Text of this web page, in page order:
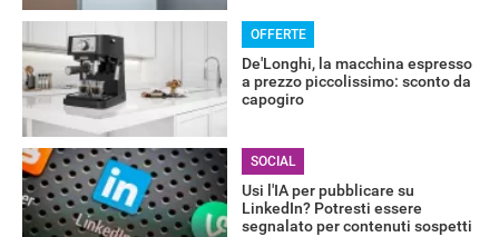
OFFERTE
De'Longhi, la macchina espresso
a prezzo piccolissimo: sconto da
capogiro
SOCIAL
Usi l'IA per pubblicare su
LinkedIn? Potresti essere
segnalato per contenuti sospetti